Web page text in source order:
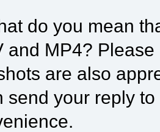
do you mean
and MP4?
are also
send your reply